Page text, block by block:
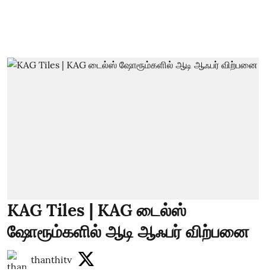
KAG Tiles | KAG டைல்ஸ்
ஷோரூம்களில் ஆடி ஆஃபர் விற்பனை
thanthitv